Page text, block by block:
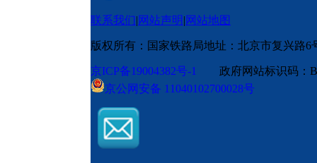
联系我们|网站声明|网站地图
版权所有：国家铁路局地址：北京市复兴路6
京ICP备19004382号-1
政府网站标识码
京公网安备 11040102700028号